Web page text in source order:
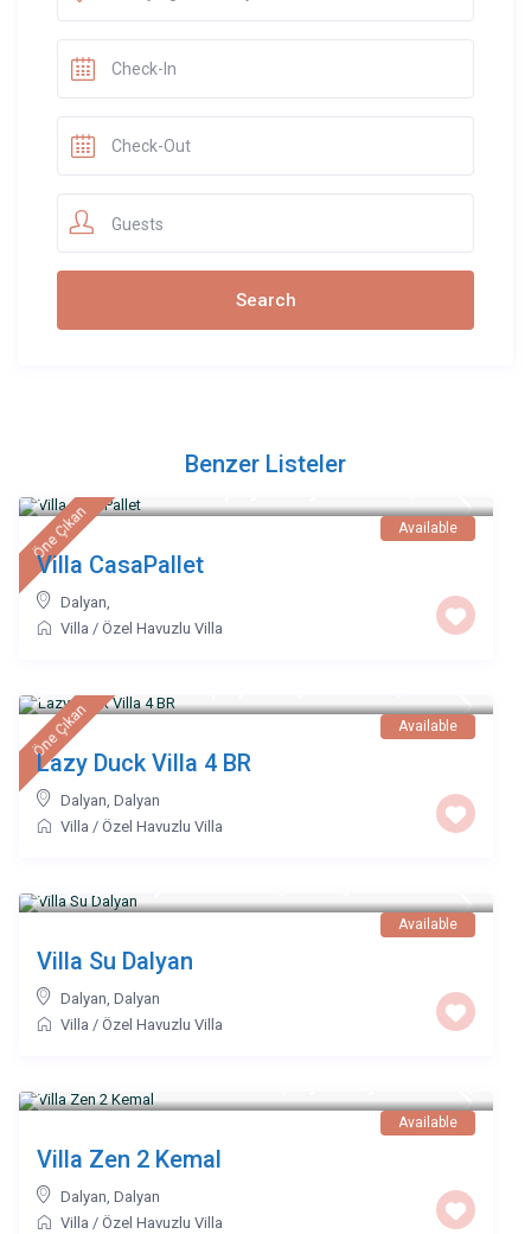
Guests
Benzer Listeler
Öne Çıkan Available
Villa CasaPallet
Dalyan,
Villa / Özel Havuzlu Villa
Öne Çıkan Available
Lazy Duck Villa 4 BR
Dalyan, Dalyan
Villa / Özel Havuzlu Villa
Available
Villa Su Dalyan
Dalyan, Dalyan
Villa / Özel Havuzlu Villa
Available
Villa Zen 2 Kemal
Dalyan, Dalyan
Villa / Özel Havuzlu Villa